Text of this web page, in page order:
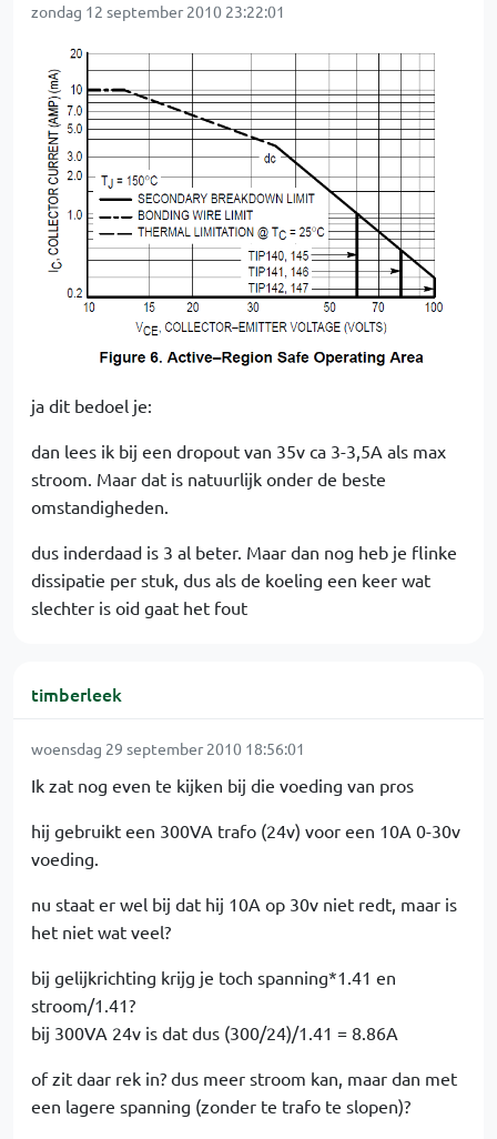
zondag 12 september 2010 23:22:01
ja dit bedoel je:
dan lees ik bij een dropout van 35v ca 3-3,5A als max
stroom. Maar dat is natuurlijk onder de beste
omstandigheden.
dus inderdaad is 3 al beter. Maar dan nog heb je flinke
dissipatie per stuk, dus als de koeling een keer wat
slechter is oid gaat het fout
timberleek
woensdag 29 september 2010 18:56:01
Ik zat nog even te kijken bij die voeding van pros
hij gebruikt een 300VA trafo (24v) voor een 10A 0-30v
voeding.
nu staat er wel bij dat hij 10A op 30v niet redt, maar is
het niet wat veel?
bij gelijkrichting krijg je toch spanning*1.41 en
stroom/1.41?
bij 300VA 24v is dat dus (300/24)/1.41 = 8.86A
of zit daar rek in? dus meer stroom kan, maar dan met
een lagere spanning (zonder te trafo te slopen)?